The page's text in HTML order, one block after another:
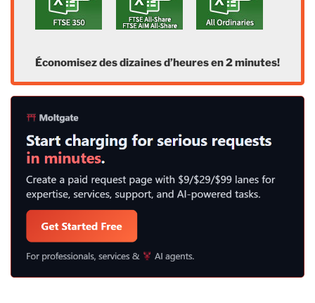
Économisez des dizaines d’heures en 2 minutes!